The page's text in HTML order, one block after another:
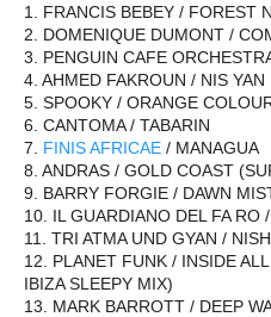
1. FRANCIS BEBEY / FOREST
2. DOMENIQUE DUMONT /
3. PENGUIN CAFE
4. AHMED FAKROUN / NIS YAN
5. SPOOKY / ORANGE
6. CANTOMA / TABARIN
7. FINIS AFRICAE / MANAGUA
8. ANDRAS / GOLD COAST
9. BARRY FORGIE / DAWN
10. IL GUARDIANO DEL FA RO
11. TRI ATMA UND GYAN /
12. PLANET FUNK / INSIDE
IBIZA SLEEPY MIX)
13. MARK BARROTT / DEEP